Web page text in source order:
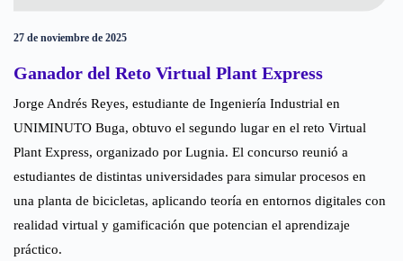
27 de noviembre de 2025
Ganador del Reto Virtual Plant Express
Jorge Andrés Reyes, estudiante de Ingeniería Industrial en
UNIMINUTO Buga, obtuvo el segundo lugar en el reto Virtual
Plant Express, organizado por Lugnia. El concurso reunió a
estudiantes de distintas universidades para simular procesos en
una planta de bicicletas, aplicando teoría en entornos digitales con
realidad virtual y gamificación que potencian el aprendizaje
práctico.